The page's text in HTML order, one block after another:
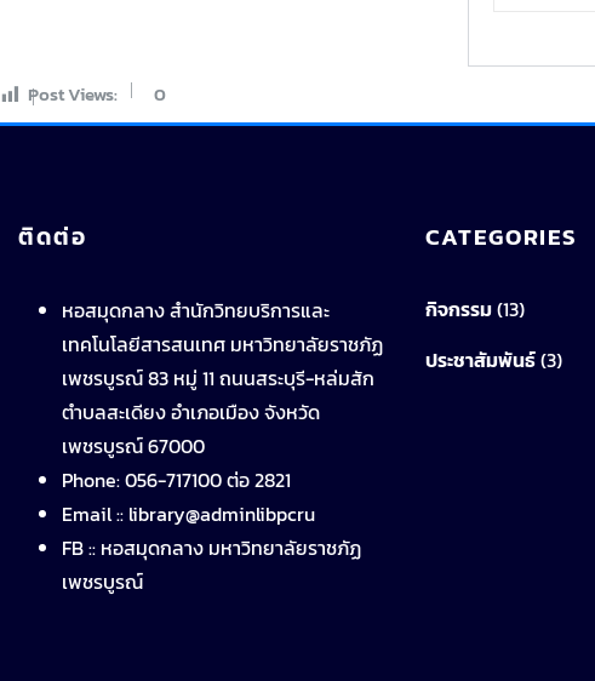
Post Views: 0
ติดต่อ
หอสมุดกลาง สำนักวิทยบริการและ
เทคโนโลยีสารสนเทศ มหาวิทยาลัยราชภัฏ
เพชรบูรณ์ 83 หมู่ 11 ถนนสระบุรี-หล่มสัก
ตำบลสะเดียง อำเภอเมือง จังหวัด
เพชรบูรณ์ 67000
Phone: 056-717100 ต่อ 2821
Email :: library@adminlibpcru
FB :: หอสมุดกลาง มหาวิทยาลัยราชภัฏ
เพชรบูรณ์
CATEGORIES
กิจกรรม(13)
ประชาสัมพันธ์(3)